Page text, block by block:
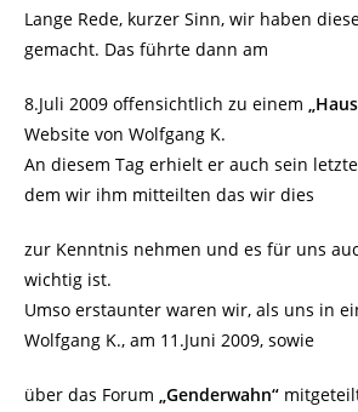
Lange Rede, kurzer Sinn, wir haben
gemacht. Das führte dann am
8.Juli 2009 offensichtlich zu einem
Website von Wolfgang K.
An diesem Tag erhielt er auch sein
dem wir ihm mitteilten das wir dies
zur Kenntnis nehmen und es für uns
wichtig ist.
Umso erstaunter waren wir, als uns in
Wolfgang K., am 11.Juni 2009, sowie
über das Forum „Genderwahn“